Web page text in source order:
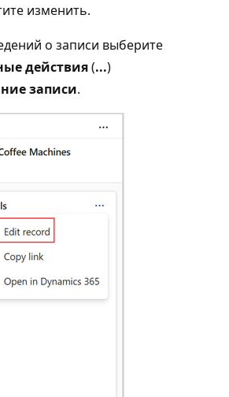
изменить.
о записи выберите
действия(...)
записи.